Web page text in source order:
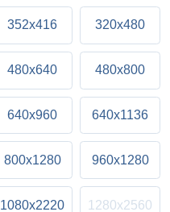
352x416 320x480
480x640 480x800
640x960 640x1136
800x1280 960x1280
1080x2220 1280x2560